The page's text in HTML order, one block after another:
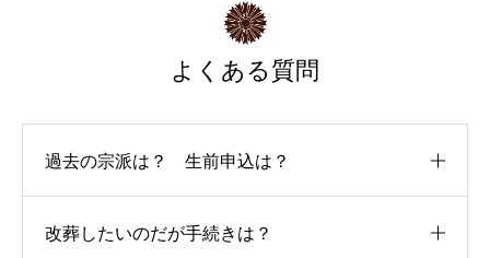
よくある質問
過去の宗派は？ 生前申込は？
改葬したいのだが手続きは？